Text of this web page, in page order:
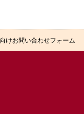
けお問い合わせフォーム